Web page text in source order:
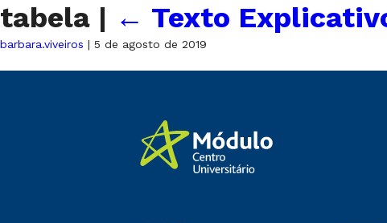
tabela | ← Texto
barbara.viveiros | 5 de agosto de 2019